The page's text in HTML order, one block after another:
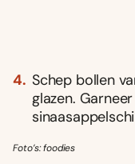
Schep bollen
glazen.
Foto’s: foodies